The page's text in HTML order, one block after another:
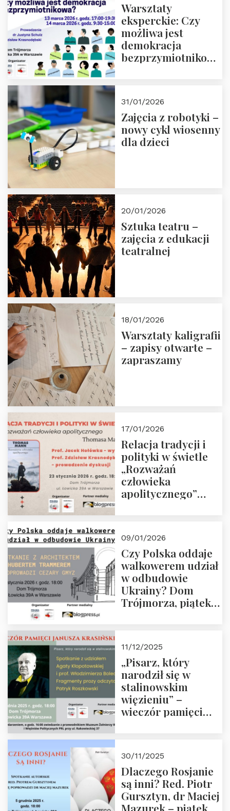
Warsztaty
eksperckie: Czy
możliwa jest
demokracja
bezprzymiotnikowa?
31/01/2026
Zajęcia z robotyki –
nowy cykl wiosenny
dla dzieci
20/01/2026
Sztuka teatru –
zajęcia z edukacji
teatralnej
18/01/2026
Warsztaty kaligrafii
– zapisy otwarte –
zapraszamy
17/01/2026
Relacja tradycji i
polityki w świetle
„Rozważań
człowieka
apolitycznego”
godz. 18:00.
Zapraszamy!
09/01/2026
Czy Polska oddaje
walkowerem udział
w odbudowie
Ukrainy? Dom
Trójmorza, piątek
11/12/2025
„Pisarz, który
narodził się w
stalinowskim
więzieniu” –
wieczór pamięci
zwiedzanie
Muzeum Żołnierzy
Wyklętych i
Więźniów
30/11/2025
Dlaczego Rosjanie
są inni? Red. Piotr
Gursztyn, dr Maciej
Mazurek – piątek